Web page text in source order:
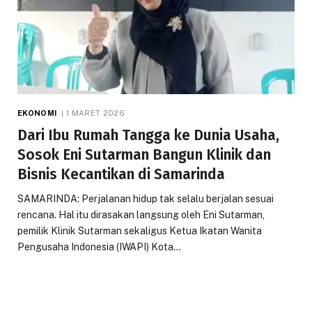
EKONOMI 1 MARET 2026
Dari Ibu Rumah Tangga ke Dunia Usaha,
Sosok Eni Sutarman Bangun Klinik dan
Bisnis Kecantikan di Samarinda
SAMARINDA: Perjalanan hidup tak selalu berjalan sesuai
rencana. Hal itu dirasakan langsung oleh Eni Sutarman,
pemilik Klinik Sutarman sekaligus Ketua Ikatan Wanita
Pengusaha Indonesia (IWAPI) Kota…